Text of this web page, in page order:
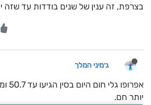
בצרפת, זה ענין של שנים בודדות עד שזה
ג׳מיני המלך
יותר חם.